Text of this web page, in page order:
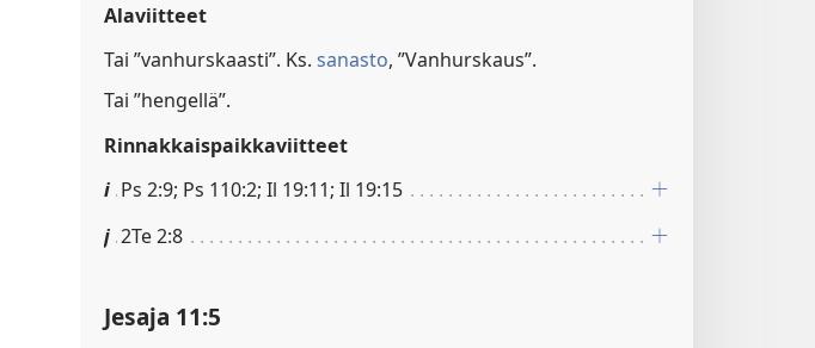
Alaviitteet
Tai ”vanhurskaasti”. Ks. sanasto, ”Vanhurskaus”.
Tai ”hengellä”.
Rinnakkaispaikkaviitteet
i Ps 2:9; Ps 110:2; Il 19:11; Il 19:15
j 2Te 2:8
Jesaja 11:5